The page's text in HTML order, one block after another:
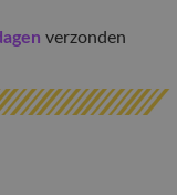
verzonden